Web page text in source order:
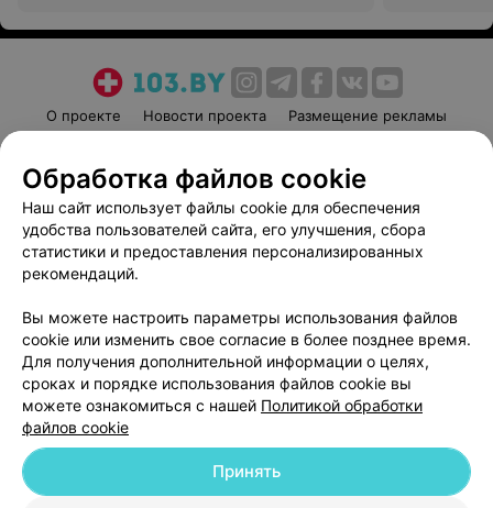
О проекте Новости проекта
Размещение рекламы
Пользовательское соглашение
Способы оплаты
Вакансии
Партнеры
Написать руководителю 103.by
Обработка персональных данных
© 2026 ООО «Артокс Лаб», УНП 191700409
| 220012, Республика Беларусь,
Обработка файлов cookie
Наш сайт использует файлы cookie для обеспечения
удобства пользователей сайта, его улучшения, сбора
статистики и предоставления персонализированных
рекомендаций.
Вы можете настроить параметры использования файлов
cookie или изменить свое согласие в более позднее время.
Для получения дополнительной информации о целях,
сроках и порядке использования файлов cookie вы
можете ознакомиться с нашей Политикой обработки
файлов cookie
Принять